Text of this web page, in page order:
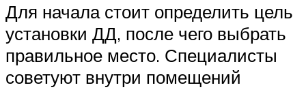
Для начала стоит определить цель
установки ДД, после чего выбрать
правильное место. Специалисты
советуют внутри помещений